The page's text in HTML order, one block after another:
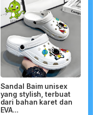
Sandal Baim unisex
yang stylish, terbuat
dari bahan karet dan
EVA...